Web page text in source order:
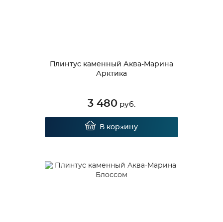
Плинтус каменный Аква-Марина
Арктика
3 480 руб.
В корзину